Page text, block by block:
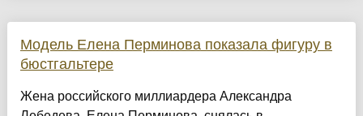
Модель Елена Перминова показала фигуру в
бюстгальтере
Жена российского миллиардера Александра